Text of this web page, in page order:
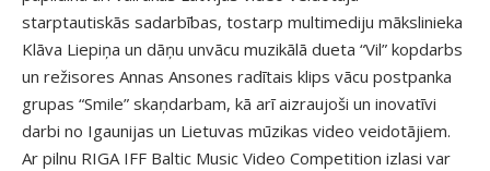
starptautiskās sadarbības, tostarp multimediju mākslinieka
Klāva Liepiņa un dāņu unvācu muzikālā dueta “Vil” kopdarbs
un režisores Annas Ansones radītais klips vācu postpanka
grupas “Smile” skaņdarbam, kā arī aizraujoši un inovatīvi
darbi no Igaunijas un Lietuvas mūzikas video veidotājiem.
Ar pilnu RIGA IFF Baltic Music Video Competition izlasi var